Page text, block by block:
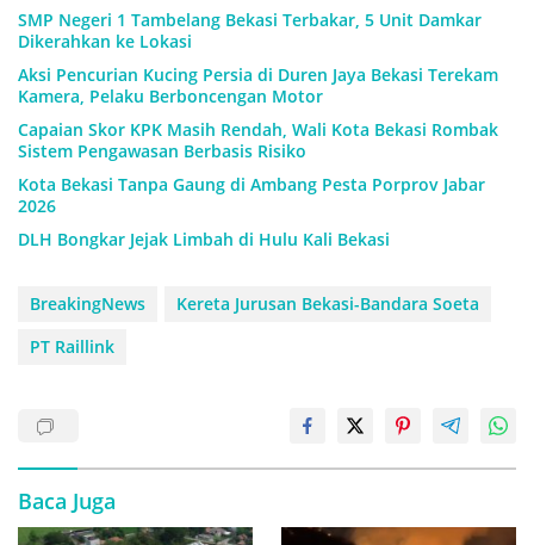
SMP Negeri 1 Tambelang Bekasi Terbakar, 5 Unit Damkar
Dikerahkan ke Lokasi
Aksi Pencurian Kucing Persia di Duren Jaya Bekasi Terekam
Kamera, Pelaku Berboncengan Motor
Capaian Skor KPK Masih Rendah, Wali Kota Bekasi Rombak
Sistem Pengawasan Berbasis Risiko
Kota Bekasi Tanpa Gaung di Ambang Pesta Porprov Jabar
2026
DLH Bongkar Jejak Limbah di Hulu Kali Bekasi
BreakingNews
Kereta Jurusan Bekasi-Bandara Soeta
PT Raillink
Baca Juga